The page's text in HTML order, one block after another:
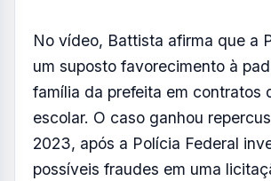
No vídeo, Battista afirma que a
um suposto favorecimento à
família da prefeita em contratos
escolar. O caso ganhou
2023, após a Polícia Federal
possíveis fraudes em uma